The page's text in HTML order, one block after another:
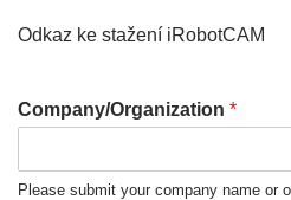
Odkaz ke stažení iRobotCAM
Company/Organization *
Please submit your company name or